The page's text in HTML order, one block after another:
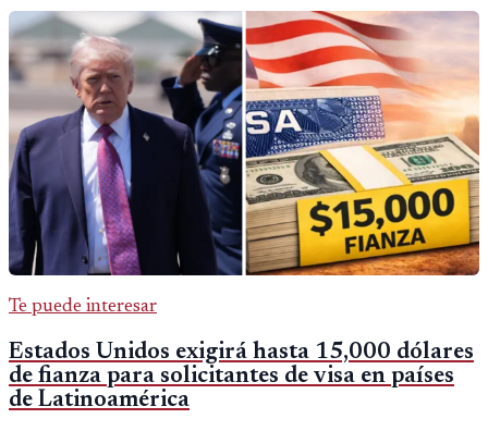
Te puede interesar
Estados Unidos exigirá hasta 15,000 dólares
de fianza para solicitantes de visa en países
de Latinoamérica